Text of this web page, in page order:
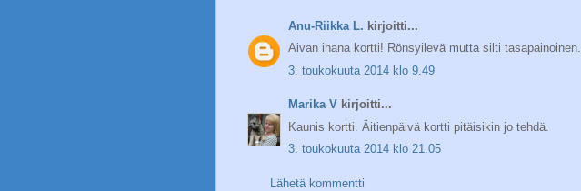
Anu-Riikka L. kirjoitti...
Aivan ihana kortti! Rönsyilevä mutta silti tasapainoinen.
3. toukokuuta 2014 klo 9.49
Marika V kirjoitti...
Kaunis kortti. Äitienpäivä kortti pitäisikin jo tehdä.
3. toukokuuta 2014 klo 21.05
Lähetä kommentti